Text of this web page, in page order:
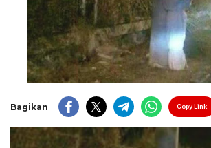
Bagikan Copy Link